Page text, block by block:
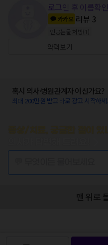
로그인 후 이름확인
카카오 리뷰 3
인공눈물 처방
약력보기
혹시 의사·병원관계자 이신가요?
최대 200만원 받고 바로 광고 시작하
맨 위로